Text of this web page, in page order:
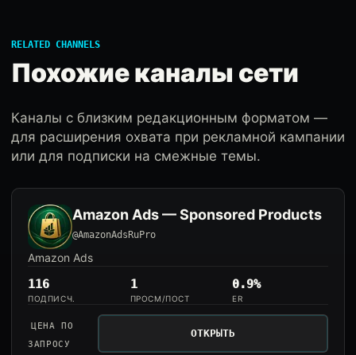
RELATED CHANNELS
Похожие каналы сети
Каналы с близким редакционным форматом —
для расширения охвата при рекламной кампании
или для подписки на смежные темы.
Amazon Ads — Sponsored Products
@AmazonAdsRuPro
Amazon Ads
116
ПОДПИСЧ.
1
ПРОСМ/ПОСТ
0.9%
ER
ЦЕНА ПО
ЗАПРОСУ
ОТКРЫТЬ